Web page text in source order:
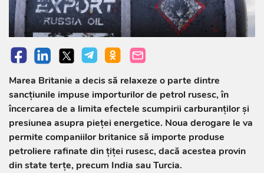
Marea Britanie a decis să relaxeze o parte dintre
sancțiunile impuse importurilor de petrol rusesc, în
încercarea de a limita efectele scumpirii carburanților și
presiunea asupra pieței energetice. Noua derogare le va
permite companiilor britanice să importe produse
petroliere rafinate din țiței rusesc, dacă acestea provin
din state terțe, precum India sau Turcia.